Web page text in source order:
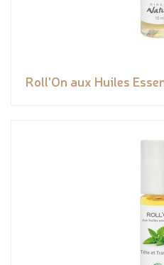
Roll'On aux Huiles